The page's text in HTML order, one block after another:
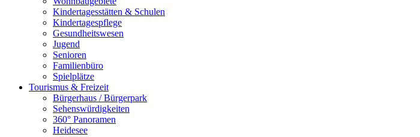
Kindertagesstätten & Schulen
Kindertagespflege
Gesundheitswesen
Jugend
Senioren
Familienbüro
Spielplätze
Tourismus & Freizeit
Bürgerhaus / Bürgerpark
Sehenswürdigkeiten
360° Panoramen
Heidesee